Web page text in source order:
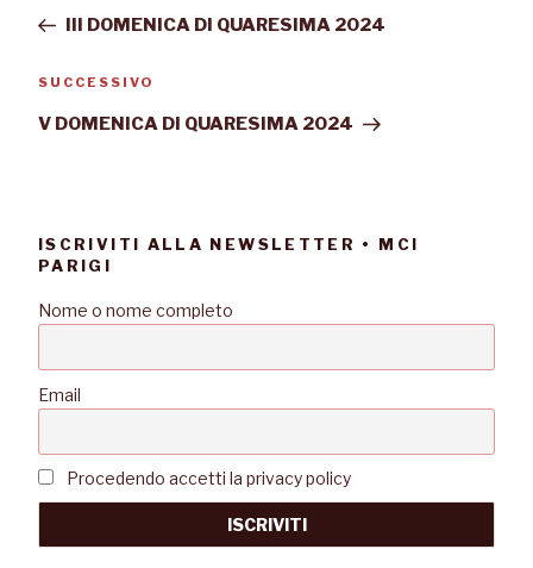
III DOMENICA DI QUARESIMA 2024
SUCCESSIVO
V DOMENICA DI QUARESIMA 2024
ISCRIVITI ALLA NEWSLETTER • MCI
PARIGI
Nome o nome completo
Email
Procedendo accetti la privacy policy